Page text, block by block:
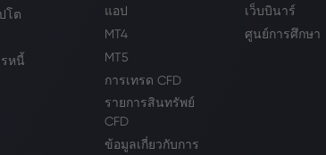
โต
หนี้
แอป
MT4
MT5
การเทรด CFD
รายการสินทรัพย์
CFD
ข้อมูลเกี่ยวกับการ
เว็บบินาร์
ศูนย์การศึกษา